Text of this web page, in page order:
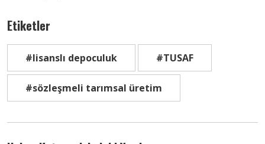
Etiketler
#lisanslı depoculuk #TUSAF
#sözleşmeli tarımsal üretim